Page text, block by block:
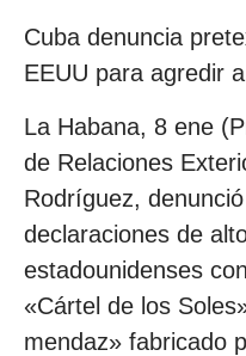
Cuba denuncia
EEUU para agredir
La Habana, 8 ene
de Relaciones
Rodríguez,
declaraciones de
estadounidenses
«Cártel de los
mendaz» fabricado